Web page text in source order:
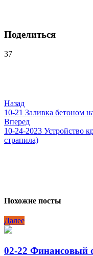
Поделиться
37
Назад
10-21 Заливка бетоном
Вперед
10-24-2023 Устройство
страпила)
Похожие посты
Далее
02-22 Финансовый